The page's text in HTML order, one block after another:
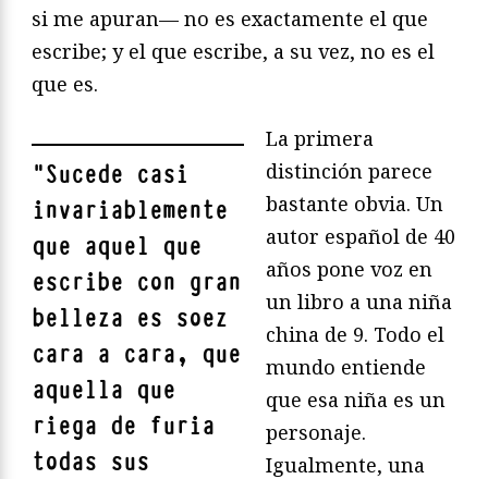
si me apuran— no es exactamente el que
escribe; y el que escribe, a su vez, no es el
que es.
"Sucede casi
invariablemente
que aquel que
escribe con gran
belleza es soez
cara a cara, que
aquella que
riega de furia
todas sus
La primera
distinción parece
bastante obvia. Un
autor español de 40
años pone voz en
un libro a una niña
china de 9. Todo el
mundo entiende
que esa niña es un
personaje.
Igualmente, una